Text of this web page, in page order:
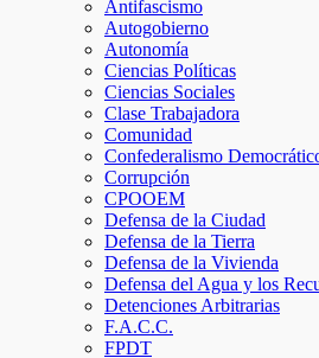
Antifascismo
Autogobierno
Autonomía
Ciencias Políticas
Ciencias Sociales
Clase Trabajadora
Comunidad
Confederalismo
Corrupción
CPOOEM
Defensa de la Ciudad
Defensa de la Tierra
Defensa de la Vivienda
Defensa del Agua y los
Detenciones Arbitrarias
F.A.C.C.
FPDT